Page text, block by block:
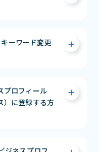
したら、「順位チ
報」を弊社からお
申請作業の為、弊社
いただきます。
、MEO施策の実施
ーワード変更
の評価の蓄積により
なっています。
うと、また1から
プロフィール
）に登録する方